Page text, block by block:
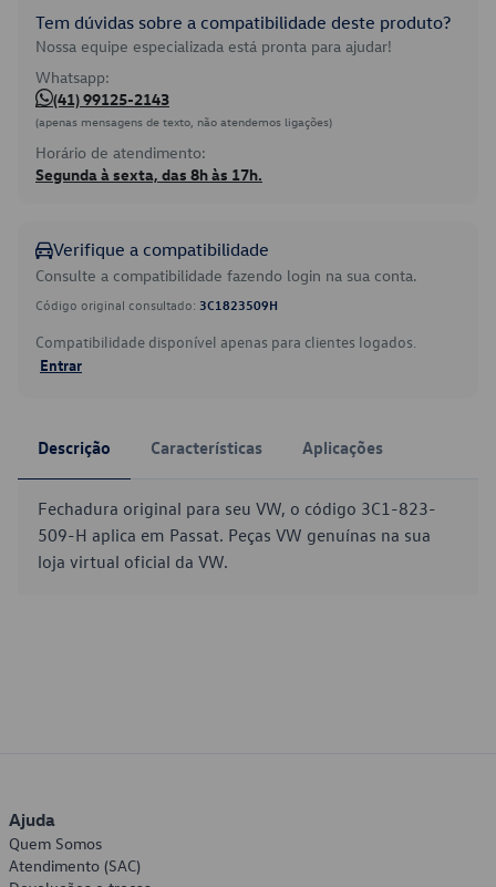
Tem dúvidas sobre a compatibilidade deste produto?
Nossa equipe especializada está pronta para ajudar!
Whatsapp:
(41) 99125-2143
(apenas mensagens de texto, não atendemos ligações)
Horário de atendimento:
Segunda à sexta, das 8h às 17h.
Verifique a compatibilidade
Consulte a compatibilidade fazendo login na sua conta.
Código original consultado: 3C1823509H
Compatibilidade disponível apenas para clientes logados.
Entrar
Descrição Características Aplicações
Fechadura original para seu VW, o código 3C1-823-
509-H aplica em Passat. Peças VW genuínas na sua
loja virtual oficial da VW.
Ajuda
Quem Somos
Atendimento (SAC)